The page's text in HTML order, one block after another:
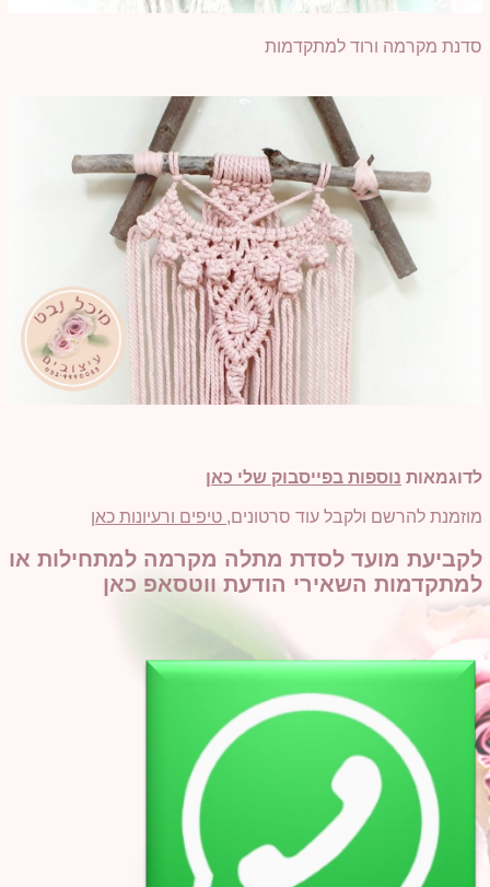
סדנת מקרמה ורוד למתקדמות
לדוגמאות נוספות בפייסבוק שלי כאן
מוזמנת להרשם ולקבל עוד סרטונים, טיפים ורעיונות כאן
לקביעת מועד לסדת מתלה מקרמה למתחילות או
למתקדמות השאירי הודעת ווטסאפ כאן